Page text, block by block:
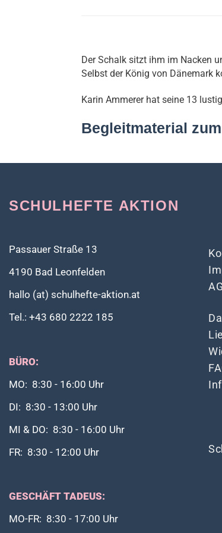
Der Schalk sitzt ihm im Nacken
Selbst der König von Dänemark
Karin Ammerer hat seine 13
Begleitmaterial
SCHULHEFTE AKTION
Passauer Straße 13
4190 Bad Leonfelden
hallo (at) schulhefte-aktion.at
Tel.: +43 680 2222 185
BÜRO:
MO: 8:30 - 16:00 Uhr
DI: 8:30 - 13:00 Uhr
MI & DO: 8:30 - 16:00 Uhr
FR: 8:30 - 12:00 Uhr
GESCHÄFT TADEUS:
MO-FR: 8:30 - 17:00 Uhr